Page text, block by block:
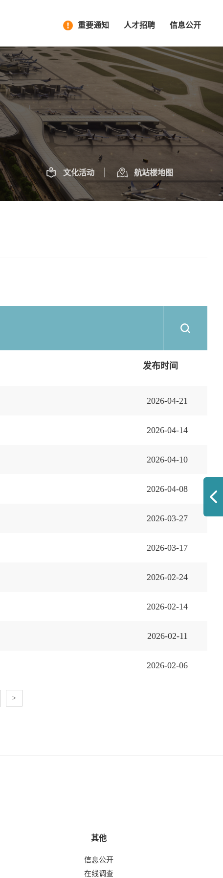
信息公开
人才招聘
重要通知
文化活动 航站楼地图
发布时间
2026-04-21
2026-04-14
2026-04-10
2026-04-08
2026-03-27
2026-03-17
2026-02-24
2026-02-14
2026-02-11
2026-02-06
>
其他
信息公开
在线调查